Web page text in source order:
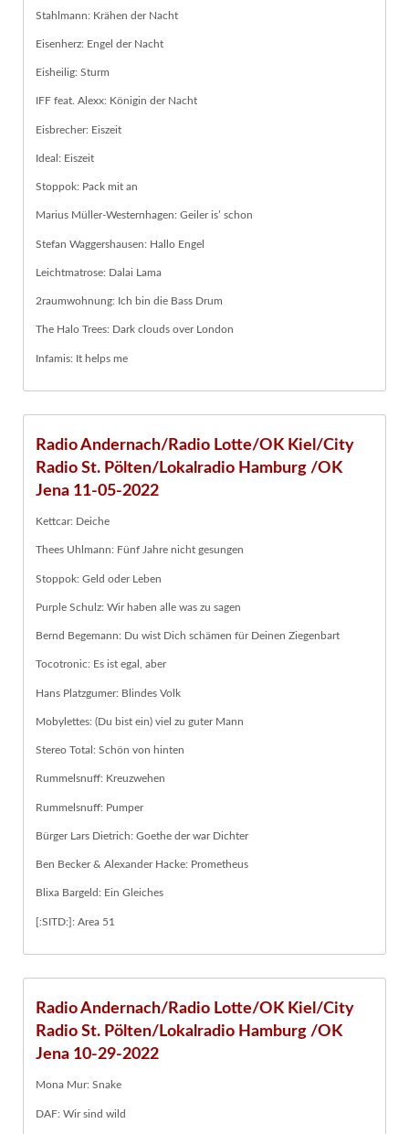
Stahlmann: Krähen der Nacht
Eisenherz: Engel der Nacht
Eisheilig: Sturm
IFF feat. Alexx: Königin der Nacht
Eisbrecher: Eiszeit
Ideal: Eiszeit
Stoppok: Pack mit an
Marius Müller-Westernhagen: Geiler is’ schon
Stefan Waggershausen: Hallo Engel
Leichtmatrose: Dalai Lama
2raumwohnung: Ich bin die Bass Drum
The Halo Trees: Dark clouds over London
Infamis: It helps me
Radio Andernach/Radio Lotte/OK Kiel/City
Radio St. Pölten/Lokalradio Hamburg /OK
Jena 11-05-2022
Kettcar: Deiche
Thees Uhlmann: Fünf Jahre nicht gesungen
Stoppok: Geld oder Leben
Purple Schulz: Wir haben alle was zu sagen
Bernd Begemann: Du wist Dich schämen für Deinen Ziegenbart
Tocotronic: Es ist egal, aber
Hans Platzgumer: Blindes Volk
Mobylettes: (Du bist ein) viel zu guter Mann
Stereo Total: Schön von hinten
Rummelsnuff: Kreuzwehen
Rummelsnuff: Pumper
Bürger Lars Dietrich: Goethe der war Dichter
Ben Becker & Alexander Hacke: Prometheus
Blixa Bargeld: Ein Gleiches
[:SITD:]: Area 51
Radio Andernach/Radio Lotte/OK Kiel/City
Radio St. Pölten/Lokalradio Hamburg /OK
Jena 10-29-2022
Mona Mur: Snake
DAF: Wir sind wild